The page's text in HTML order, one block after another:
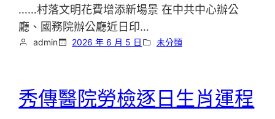
……村落文明花費增添新場景 在中共中心辦公
廳、國務院辦公廳近日印…
admin 2026 年 6 月 5 日 未分類
秀傳醫院勞檢逐日生肖運程